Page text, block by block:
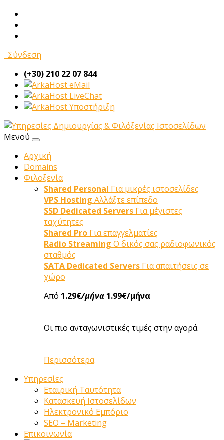
Σύνδεση
(+30) 210 22 07 844
eMail
LiveChat
Υποστήριξη
Μενού
Αρχική
Domains
Φιλοξενία
Shared Personal Για μικρές ιστοσελίδες
VPS Hosting Αλλάξτε επίπεδο
SSD Dedicated Servers Για μέγιστες
ταχύτητες
Shared Pro Για επαγγελματίες
Radio Streaming Ο δικός σας ραδιοφωνικός
σταθμός
SATA Dedicated Servers Για απαιτήσεις σε
χώρο
Από 1.29€/μήνα 1.99€/μήνα
Οι πιο ανταγωνιστικές τιμές στην αγορά
Περισσότερα
Υπηρεσίες
Εταιρική Ταυτότητα
Κατασκευή Ιστοσελίδων
Ηλεκτρονικό Εμπόριο
SEO – Marketing
Επικοινωνία